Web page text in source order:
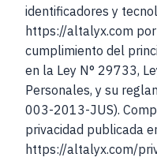
identificadores y
https://altalyx.com
cumplimiento del
en la Ley N° 29733,
Personales, y su
003-2013-JUS).
privacidad publicada
https://altalyx.com/